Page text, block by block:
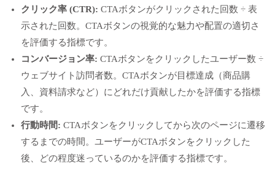
クリック率 (CTR): CTAボタンがクリックされた回数 ÷ 表
示された回数。CTAボタンの視覚的な魅力や配置の適切さ
を評価する指標です。
コンバージョン率: CTAボタンをクリックしたユーザー数 ÷
ウェブサイト訪問者数。CTAボタンが目標達成（商品購
入、資料請求など）にどれだけ貢献したかを評価する指標
です。
行動時間: CTAボタンをクリックしてから次のページに遷移
するまでの時間。ユーザーがCTAボタンをクリックした
後、どの程度迷っているのかを評価する指標です。